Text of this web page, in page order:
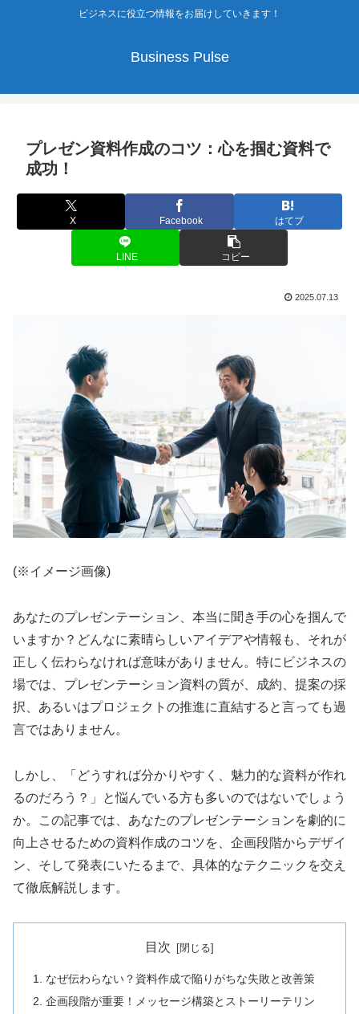
ビジネスに役立つ情報をお届けしていきます！
Business Pulse
プレゼン資料作成のコツ：心を掴む資料で
成功！
X Facebook はてブ
LINE コピー
2025.07.13
(※イメージ画像)
あなたのプレゼンテーション、本当に聞き手の心を掴んで
いますか？どんなに素晴らしいアイデアや情報も、それが
正しく伝わらなければ意味がありません。特にビジネスの
場では、プレゼンテーション資料の質が、成約、提案の採
択、あるいはプロジェクトの推進に直結すると言っても過
言ではありません。
しかし、「どうすれば分かりやすく、魅力的な資料が作れ
るのだろう？」と悩んでいる方も多いのではないでしょう
か。この記事では、あなたのプレゼンテーションを劇的に
向上させるための資料作成のコツを、企画段階からデザイ
ン、そして発表にいたるまで、具体的なテクニックを交え
て徹底解説します。
目次
なぜ伝わらない？資料作成で陥りがちな失敗と改善策
企画段階が重要！メッセージ構築とストーリーテリン